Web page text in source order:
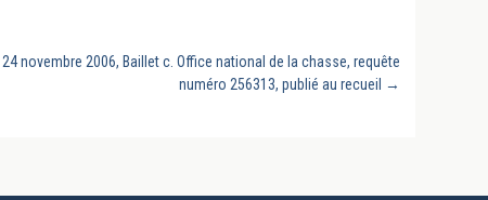
24 novembre 2006, Baillet c. Office national de la chasse, requête
numéro 256313, publié au recueil →